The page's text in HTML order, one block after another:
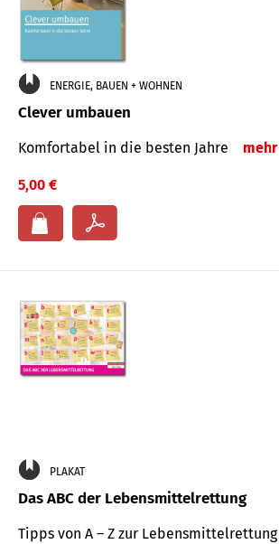
ENERGIE, BAUEN + WOHNEN
Clever umbauen
Komfortabel in die besten Jahre mehr
5,00 €
PLAKAT
Das ABC der Lebensmittelrettung
Tipps von A – Z zur Lebensmittelrettung